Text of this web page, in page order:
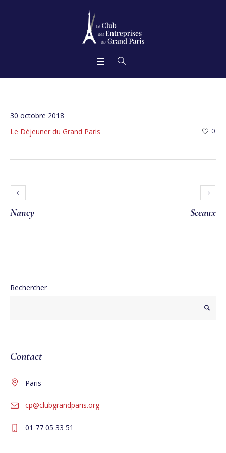
30 octobre 2018
Le Déjeuner du Grand Paris
0
Nancy Sceaux
Rechercher
Contact
Paris
cp@clubgrandparis.org
01 77 05 33 51